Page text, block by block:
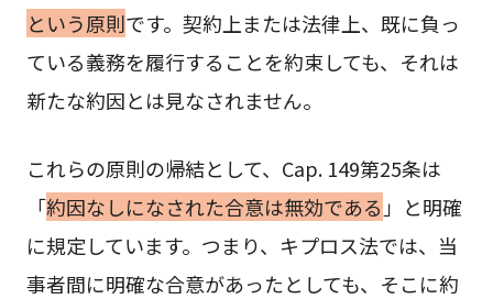
という原則です。契約上または法律上、既に負っ
ている義務を履行することを約束しても、それは
新たな約因とは見なされません。
これらの原則の帰結として、Cap. 149第25条は
「約因なしになされた合意は無効である 」と明確
に規定しています。つまり、キプロス法では、当
事者間に明確な合意があったとしても、そこに約